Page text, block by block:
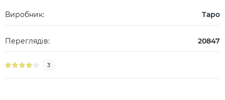
Виробник: Таро
Переглядів: 20847
3